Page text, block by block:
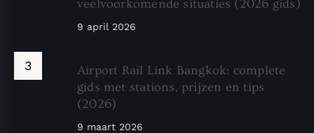
veelvoorkomende situaties (2026 gids)
9 april 2026
Airport Rail Link Bangkok: complete
gids met stations, prijzen en tips
(2026)
9 maart 2026